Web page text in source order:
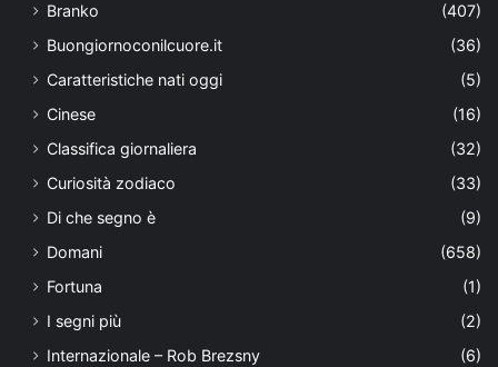
Branko
(407)
Buongiornoconilcuore.it
(36)
Caratteristiche nati oggi
(5)
Cinese
(16)
Classifica giornaliera
(32)
Curiosità zodiaco
(33)
Di che segno è
(9)
Domani
(658)
Fortuna
(1)
I segni più
(2)
Internazionale – Rob Brezsny
(6)